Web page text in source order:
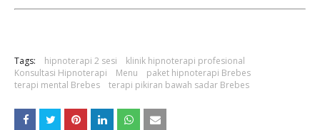
Tags: hipnoterapi 2 sesi
klinik hipnoterapi profesional
Konsultasi Hipnoterapi
Menu
paket hipnoterapi Brebes
terapi mental Brebes
terapi pikiran bawah sadar Brebes